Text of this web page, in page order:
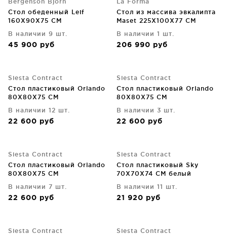
Стол обеденный Leif
160X90X75 CM
В наличии 9 шт.
45 900 руб
Стол из массива эвкалипта
Maset 225X100X77 CM
В наличии 1 шт.
206 990 руб
Siesta Contract
Стол пластиковый Orlando
80X80X75 CM
В наличии 12 шт.
22 600 руб
Siesta Contract
Стол пластиковый Orlando
80X80X75 CM
В наличии 3 шт.
22 600 руб
Siesta Contract
Стол пластиковый Orlando
80X80X75 CM
В наличии 7 шт.
22 600 руб
Siesta Contract
Стол пластиковый Sky
70X70X74 CM белый
В наличии 11 шт.
21 920 руб
Siesta Contract
Siesta Contract